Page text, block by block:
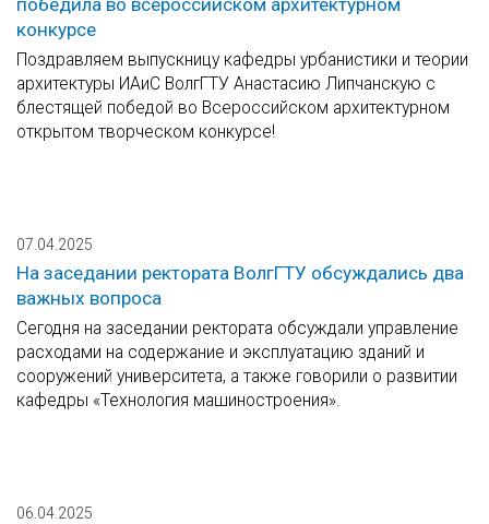
победила во всероссийском архитектурном
конкурсе
Поздравляем выпускницу кафедры урбанистики и теории
архитектуры ИАиС ВолгГТУ Анастасию Липчанскую с
блестящей победой во Всероссийском архитектурном
открытом творческом конкурсе!
07.04.2025
На заседании ректората ВолгГТУ обсуждались два
важных вопроса
Сегодня на заседании ректората обсуждали управление
расходами на содержание и эксплуатацию зданий и
сооружений университета, а также говорили о развитии
кафедры «Технология машиностроения».
06.04.2025